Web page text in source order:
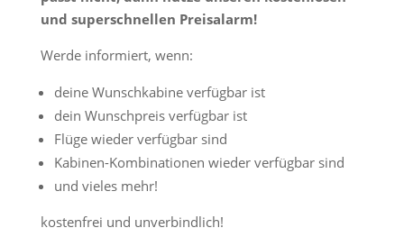
und superschnellen Preisalarm!
Werde informiert, wenn:
deine Wunschkabine verfügbar ist
dein Wunschpreis verfügbar ist
Flüge wieder verfügbar sind
Kabinen-Kombinationen wieder verfügbar sind
und vieles mehr!
kostenfrei und unverbindlich!